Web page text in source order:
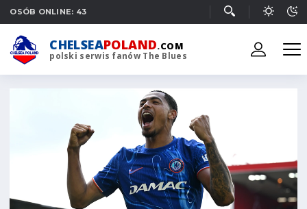
OSÓB ONLINE: 43
CHELSEAPOLAND.COM
polski serwis fanów The Blues